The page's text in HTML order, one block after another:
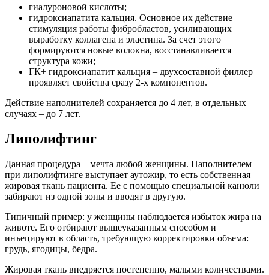
гиалуроновой кислоты;
гидроксиапатита кальция. Основное их действие –
стимуляция работы фибробластов, усиливающих
выработку коллагена и эластина. За счет этого
формируются новые волокна, восстанавливается
структура кожи;
ГК+ гидроксиапатит кальция – двухсоставной филлер
проявляет свойства сразу 2-х компонентов.
Действие наполнителей сохраняется до 4 лет, в отдельных
случаях – до 7 лет.
Липолифтинг
Данная процедура – мечта любой женщины. Наполнителем
при липолифтинге выступает аутожир, то есть собственная
жировая ткань пациента. Ее с помощью специальной канюли
забирают из одной зоны и вводят в другую.
Типичный пример: у женщины наблюдается избыток жира на
животе. Его отбирают вышеуказанным способом и
инъецируют в область, требующую корректировки объема:
грудь, ягодицы, бедра.
Жировая ткань внедряется постепенно, малыми количествами.